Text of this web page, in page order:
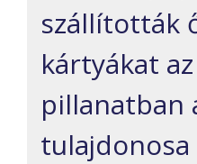
szállították
kártyákat
pillanatban